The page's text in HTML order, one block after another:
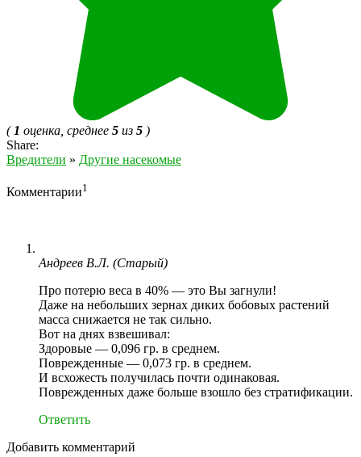
( 1 оценка, среднее 5 из 5 )
Share:
Вредители » Другие насекомые
Комментарии1
Андреев В.Л. (Старый)
Про потерю веса в 40% — это Вы загнули!
Даже на небольших зернах диких бобовых растений
масса снижается не так сильно.
Вот на днях взвешивал:
Здоровые — 0,096 гр. в среднем.
Поврежденные — 0,073 гр. в среднем.
И всхожесть получилась почти одинаковая.
Поврежденных даже больше взошло без стратификации.
Ответить
Добавить комментарий